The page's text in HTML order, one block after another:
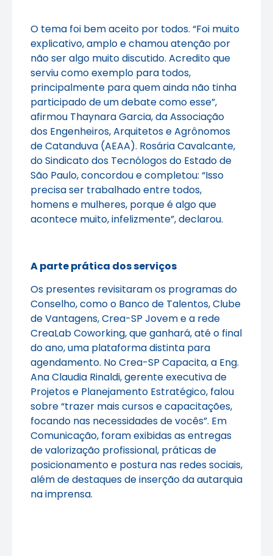
O tema foi bem aceito por todos. “Foi muito
explicativo, amplo e chamou atenção por
não ser algo muito discutido. Acredito que
serviu como exemplo para todos,
principalmente para quem ainda não tinha
participado de um debate como esse”,
afirmou Thaynara Garcia, da Associação
dos Engenheiros, Arquitetos e Agrônomos
de Catanduva (AEAA). Rosária Cavalcante,
do Sindicato dos Tecnólogos do Estado de
São Paulo, concordou e completou: “Isso
precisa ser trabalhado entre todos,
homens e mulheres, porque é algo que
acontece muito, infelizmente”, declarou.
A parte prática dos serviços
Os presentes revisitaram os programas do
Conselho, como o Banco de Talentos, Clube
de Vantagens, Crea-SP Jovem e a rede
CreaLab Coworking, que ganhará, até o final
do ano, uma plataforma distinta para
agendamento. No Crea-SP Capacita, a Eng.
Ana Claudia Rinaldi, gerente executiva de
Projetos e Planejamento Estratégico, falou
sobre “trazer mais cursos e capacitações,
focando nas necessidades de vocês”. Em
Comunicação, foram exibidas as entregas
de valorização profissional, práticas de
posicionamento e postura nas redes sociais,
além de destaques de inserção da autarquia
na imprensa.